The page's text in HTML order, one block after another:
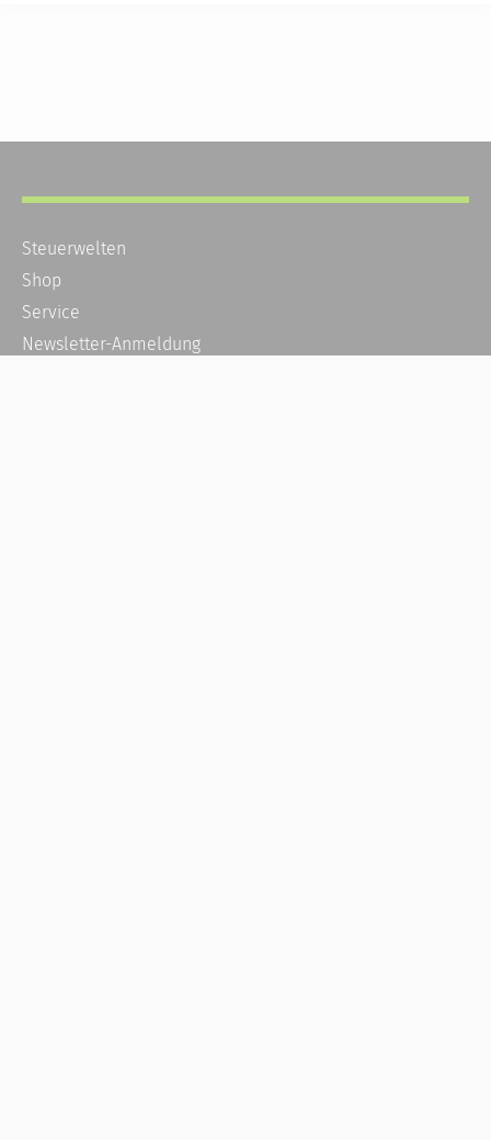
Steuerwelten
Shop
Service
Newsletter-Anmeldung